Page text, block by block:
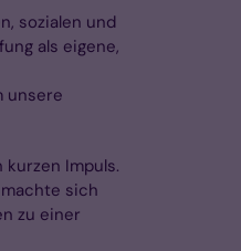
sozialen und
als eigene,
unsere
Impuls.
sich
zu einer